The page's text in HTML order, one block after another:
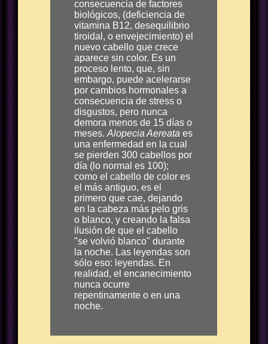
consecuencia de factores
biológicos, (deficiencia de
vitamina B12, desequilibrio
tiroidal, o envejecimiento) el
nuevo cabello que crece
aparece sin color. Es un
proceso lento, que, sin
embargo, puede acelerarse
por cambios hormonales a
consecuencia de stress o
disgustos, pero nunca
demora menos de 15 días o
meses.Alopecia Aereata es
una enfermedad en la cual
se pierden 300 cabellos por
día (lo normal es 100);
como el cabello de color es
el más antiguo, es el
primero que cae, dejando
en la cabeza más pelo gris
o blanco, y creando la falsa
ilusión de que el cabello
"se volvió blanco" durante
la noche. Las leyendas son
sólo eso: leyendas. En
realidad, el encanecimiento
nunca ocurre
repentinamente o en una
noche.